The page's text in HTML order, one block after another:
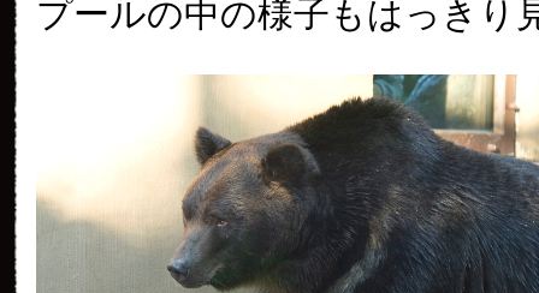
プールの中の様子もはっきり